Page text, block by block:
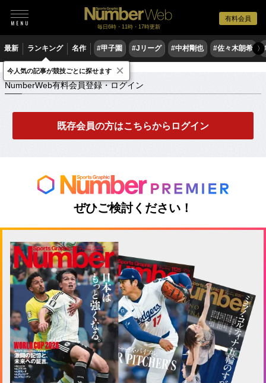
有料会員
毎日6時・11時・17時更新
最新 ランキング 名作 #甲子園 #Jリーグ #中村剛也 #佐々木朗希 〉
NumberWeb有料会員登録・ログイン
NumberWeb有料会員登録・ログイン
既存会員の方はこちらからログイン
ぜひご検討ください！
今人気の記事が競技ごとに探せます ×